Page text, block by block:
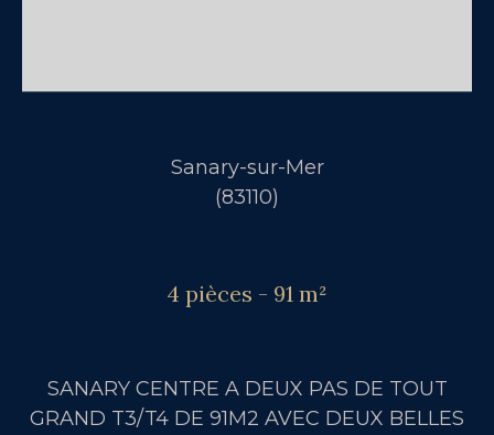
Sanary-sur-Mer
(83110)
4 pièces - 91 m²
SANARY CENTRE A DEUX PAS DE TOUT
GRAND T3/T4 DE 91M2 AVEC DEUX BELLES